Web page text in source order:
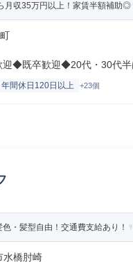
月収35万円以上！家賃半額補助◎
◆既卒歓迎◆20代・30代半
年間休日120日以上 +23個
・髪型自由！交通費支給あり！
水橋肘崎